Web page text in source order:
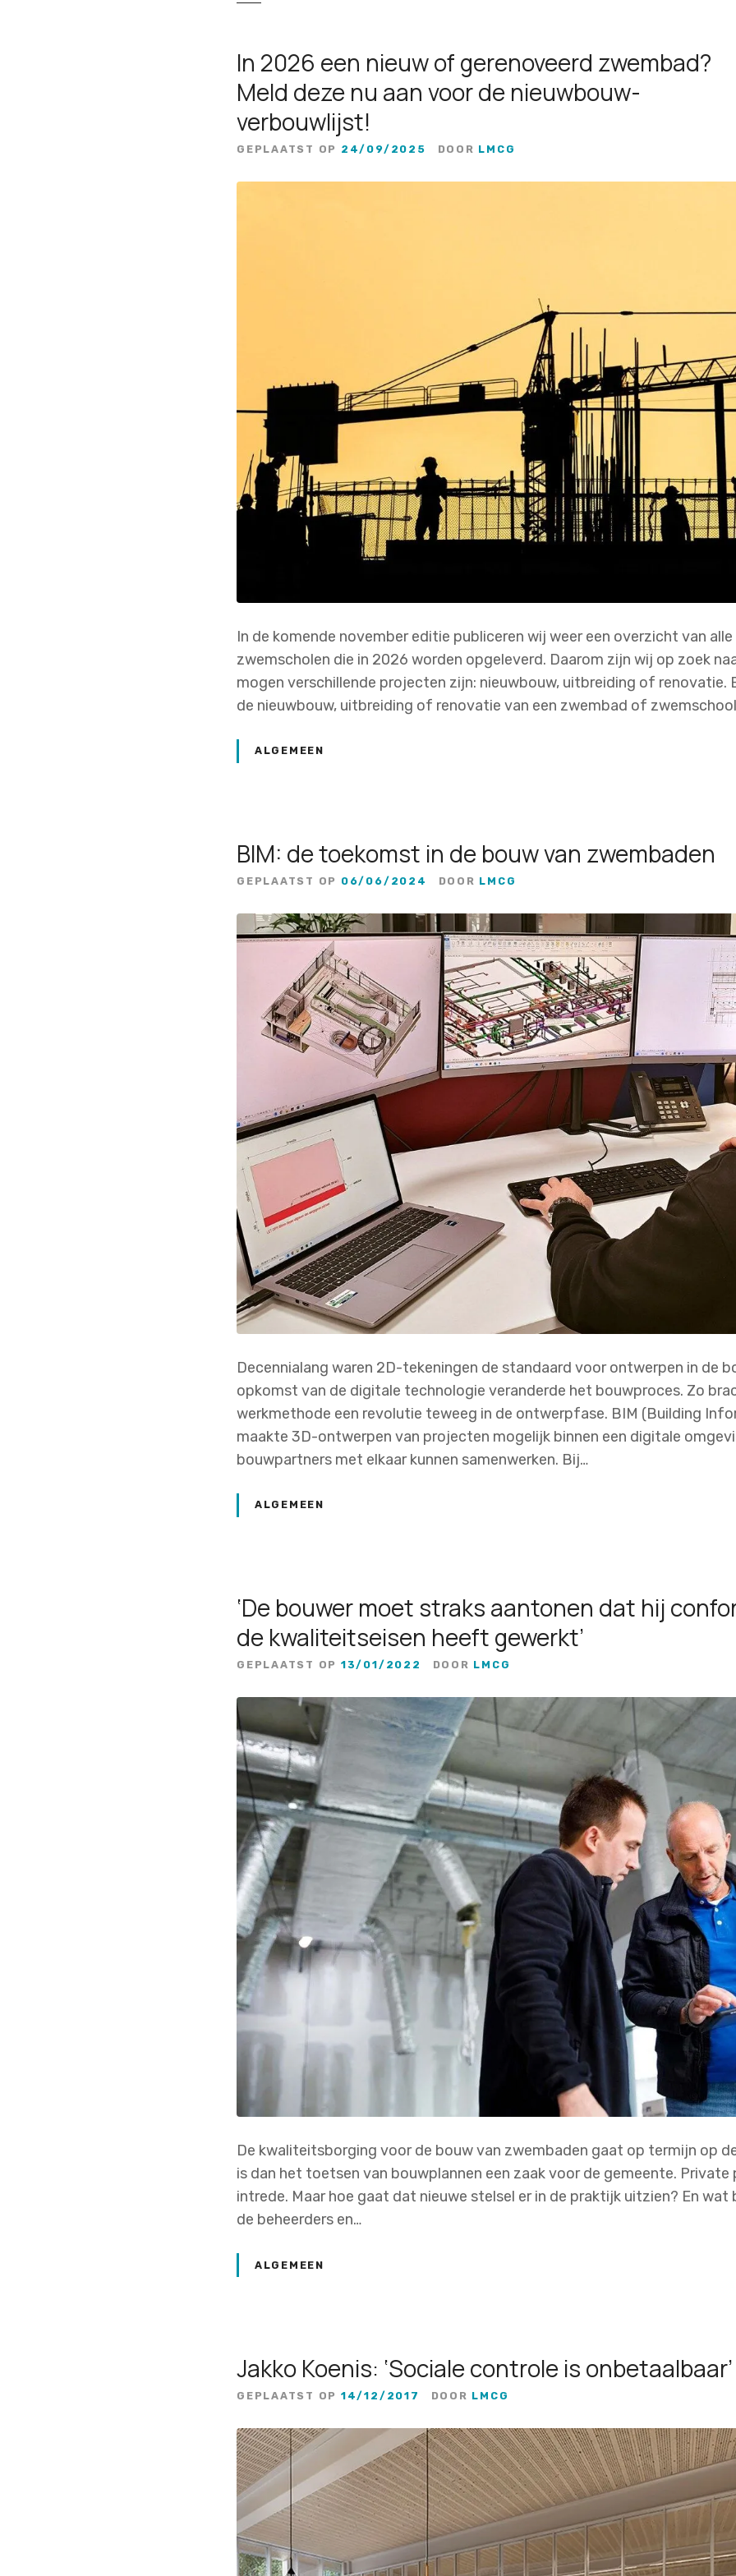
In 2026 een nieuw of gerenoveerd zwembad?
Meld deze nu aan voor de nieuwbouw-
verbouwlijst!
GEPLAATST OP 24/09/2025 DOOR LMCG
In de komende november editie publiceren wij weer een overzicht van
zwemscholen die in 2026 worden opgeleverd. Daarom zijn wij op zoek
mogen verschillende projecten zijn: nieuwbouw, uitbreiding of renovatie.
de nieuwbouw, uitbreiding of renovatie van een zwembad of
ALGEMEEN
BIM: de toekomst in de bouw van zwembaden
GEPLAATST OP 06/06/2024 DOOR LMCG
Decennialang waren 2D-tekeningen de standaard voor ontwerpen in de
opkomst van de digitale technologie veranderde het bouwproces. Zo
werkmethode een revolutie teweeg in de ontwerpfase. BIM (Building
maakte 3D-ontwerpen van projecten mogelijk binnen een digitale
bouwpartners met elkaar kunnen samenwerken. Bij…
ALGEMEEN
‘De bouwer moet straks aantonen dat hij
de kwaliteitseisen heeft gewerkt’
GEPLAATST OP 13/01/2022 DOOR LMCG
De kwaliteitsborging voor de bouw van zwembaden gaat op termijn op
is dan het toetsen van bouwplannen een zaak voor de gemeente. Private
intrede. Maar hoe gaat dat nieuwe stelsel er in de praktijk uitzien? En
de beheerders en…
ALGEMEEN
Jakko Koenis: ‘Sociale controle is onbetaalbaar’
GEPLAATST OP 14/12/2017 DOOR LMCG